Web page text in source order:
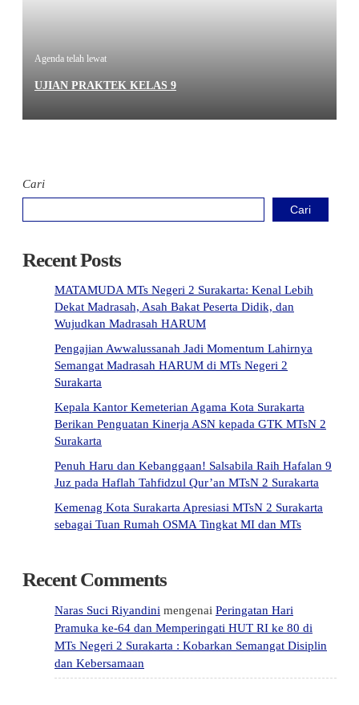
Agenda telah lewat
UJIAN PRAKTEK KELAS 9
Cari
Cari
Recent Posts
MATAMUDA MTs Negeri 2 Surakarta: Kenal Lebih
Dekat Madrasah, Asah Bakat Peserta Didik, dan
Wujudkan Madrasah HARUM
Pengajian Awwalussanah Jadi Momentum Lahirnya
Semangat Madrasah HARUM di MTs Negeri 2
Surakarta
Kepala Kantor Kemeterian Agama Kota Surakarta
Berikan Penguatan Kinerja ASN kepada GTK MTsN 2
Surakarta
Penuh Haru dan Kebanggaan! Salsabila Raih Hafalan 9
Juz pada Haflah Tahfidzul Qur’an MTsN 2 Surakarta
Kemenag Kota Surakarta Apresiasi MTsN 2 Surakarta
sebagai Tuan Rumah OSMA Tingkat MI dan MTs
Recent Comments
Naras Suci Riyandini mengenai Peringatan Hari
Pramuka ke-64 dan Memperingati HUT RI ke 80 di
MTs Negeri 2 Surakarta : Kobarkan Semangat Disiplin
dan Kebersamaan